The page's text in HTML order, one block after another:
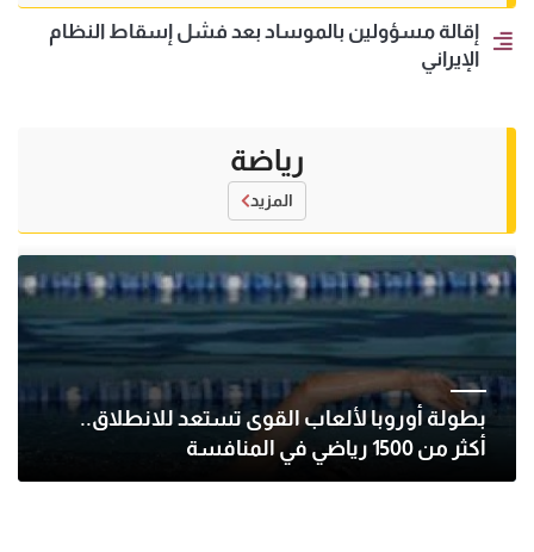
إقالة مسؤولين بالموساد بعد فشل إسقاط النظام
الإيراني
رياضة
المزيد
بطولة أوروبا لألعاب القوى تستعد للانطلاق..
أكثر من 1500 رياضي في المنافسة